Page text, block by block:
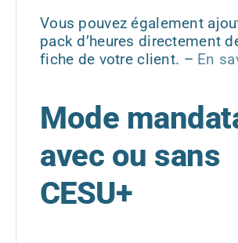
Vous pouvez également
pack d’heures directement
fiche de votre client. – En
Mode
avec ou sans
CESU+